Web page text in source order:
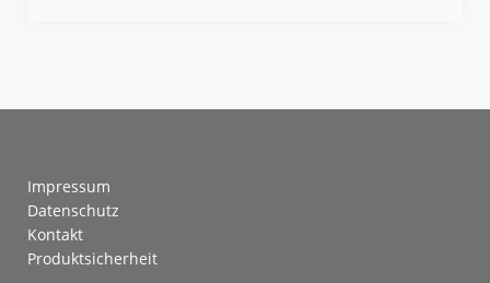
Impressum
Datenschutz
Kontakt
Produktsicherheit